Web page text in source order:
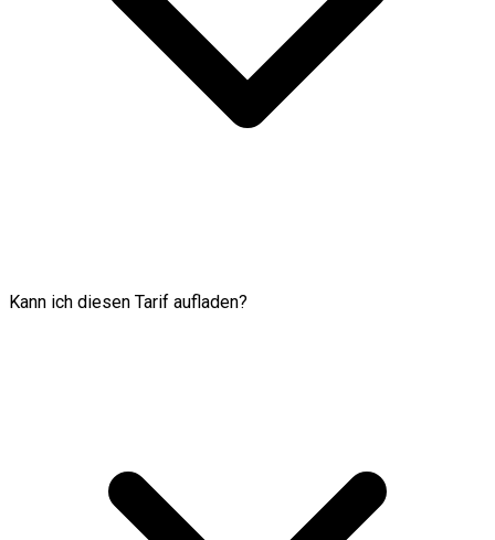
Kann ich diesen Tarif aufladen?